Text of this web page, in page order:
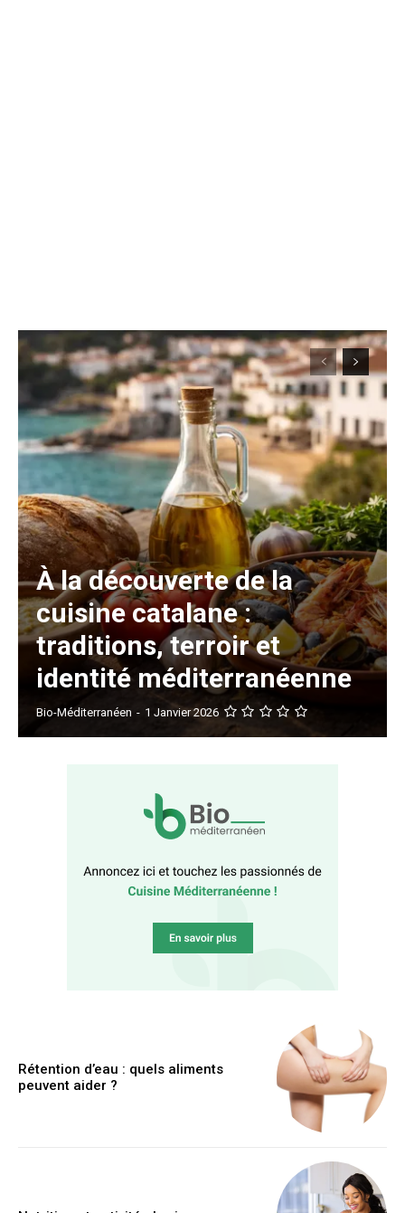
À la découverte de la
cuisine catalane :
traditions, terroir et
identité méditerranéenne
Bio-Méditerranéen - 1 Janvier 2026
Rétention d’eau : quels aliments
peuvent aider ?